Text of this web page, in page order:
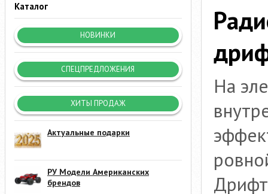
Каталог
НОВИНКИ
СПЕЦПРЕДЛОЖЕНИЯ
ХИТЫ ПРОДАЖ
Актуальные подарки
РУ Модели Американских
брендов
На